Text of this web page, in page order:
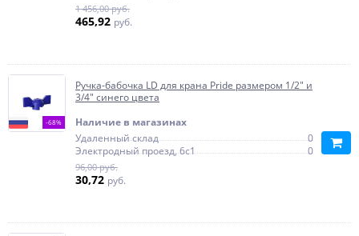
1 456,00 руб.
465,92 руб.
-68%
Ручка-бабочка LD для крана Pride размером 1/2" и
3/4" синего цвета
Наличие в магазинах
Удаленный склад
0
Электродный проезд, 6с1
0
96,00 руб.
30,72 руб.